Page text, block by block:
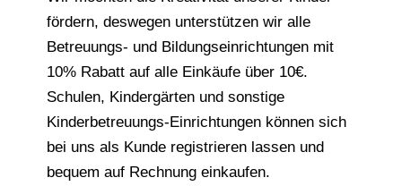
fördern, deswegen unterstützen wir alle
Betreuungs- und Bildungseinrichtungen mit
10% Rabatt auf alle Einkäufe über 10€.
Schulen, Kindergärten und sonstige
Kinderbetreuungs-Einrichtungen können sich
bei uns als Kunde registrieren lassen und
bequem auf Rechnung einkaufen.